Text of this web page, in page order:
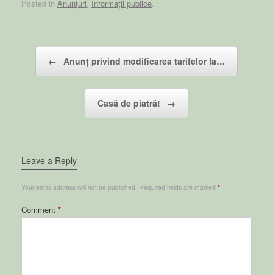
Posted in Anunțuri Informații publice
← Anunț privind modificarea tarifelor la…
Casă de piatră! →
Leave a Reply
Your email address will not be published. Required fields are marked *
Comment *